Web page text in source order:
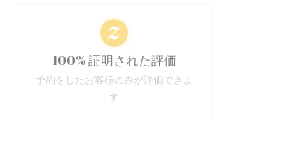
100% 証明された評価
予約をしたお客様のみが評価できま
す